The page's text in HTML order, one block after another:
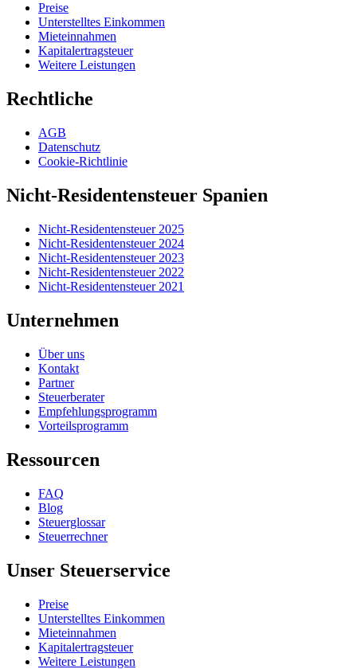
Preise
Unterstelltes Einkommen
Mieteinnahmen
Kapitalertragsteuer
Weitere Leistungen
Rechtliche
AGB
Datenschutz
Cookie-Richtlinie
Nicht-Residentensteuer Spanien
Nicht-Residentensteuer 2025
Nicht-Residentensteuer 2024
Nicht-Residentensteuer 2023
Nicht-Residentensteuer 2022
Nicht-Residentensteuer 2021
Unternehmen
Über uns
Kontakt
Partner
Steuerberater
Empfehlungsprogramm
Vorteilsprogramm
Ressourcen
FAQ
Blog
Steuerglossar
Steuerrechner
Unser Steuerservice
Preise
Unterstelltes Einkommen
Mieteinnahmen
Kapitalertragsteuer
Weitere Leistungen